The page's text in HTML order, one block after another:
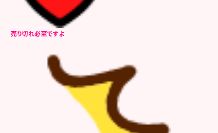
売り切れ必至ですよ